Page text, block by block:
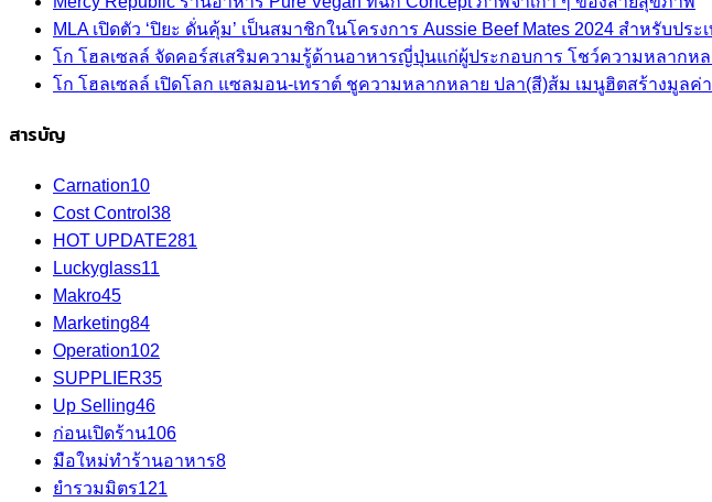
MLA เปิดตัว ‘ปิยะ ดั่นคุ้ม’ เป็นสมาชิกในโครงการ Aussie Beef Mates 2024 สำหรับประ
โก โฮลเซลล์ จัดคอร์สเสริมความรู้ด้านอาหารญี่ปุ่นแก่ผู้ประกอบการ โชว์ความหลากห
โก โฮลเซลล์ เปิดโลก แซลมอน-เทราต์ ชูความหลากหลาย ปลา(สี)ส้ม เมนูฮิตสร้างมูลค่
สารบัญ
Carnation10
Cost Control 38
HOT UPDATE281
Luckyglass11
Makro45
Marketing84
Operation102
SUPPLIER35
Up Selling46
ก่อนเปิดร้าน106
มือใหม่ทำร้านอาหาร8
ยำรวมมิตร121